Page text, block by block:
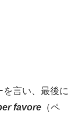
言い、最後に
favore （ペ